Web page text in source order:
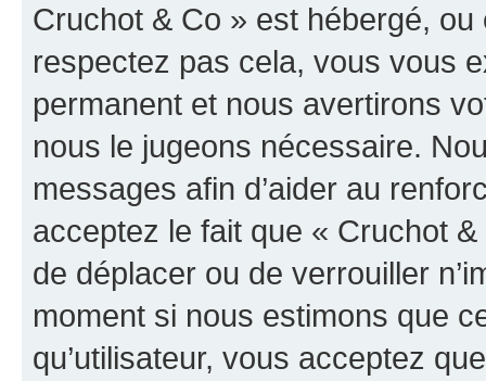
Cruchot & Co » est hébergé,
respectez pas cela, vous vous
permanent et nous avertirons
nous le jugeons nécessaire.
messages afin d’aider au
acceptez le fait que « Cruchot
de déplacer ou de verrouiller
moment si nous estimons que
qu’utilisateur, vous acceptez